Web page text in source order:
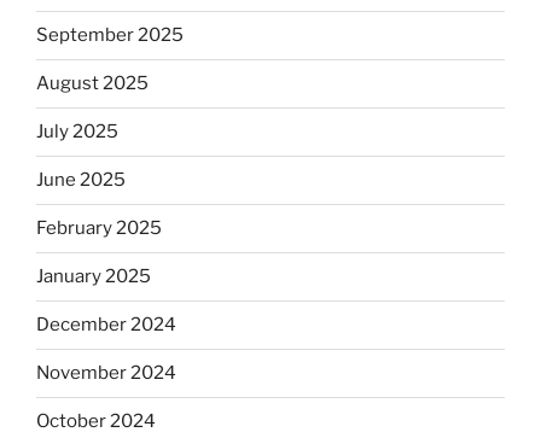
September 2025
August 2025
July 2025
June 2025
February 2025
January 2025
December 2024
November 2024
October 2024